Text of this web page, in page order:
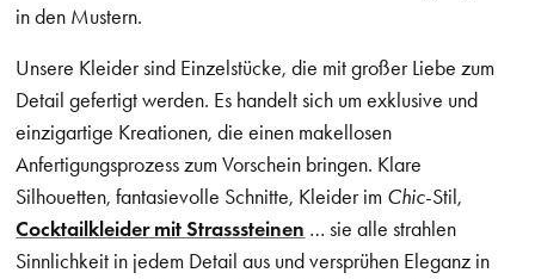
in den Mustern.
Unsere Kleider sind Einzelstücke, die mit großer Liebe zum
Detail gefertigt werden. Es handelt sich um exklusive und
einzigartige Kreationen, die einen makellosen
Anfertigungsprozess zum Vorschein bringen. Klare
Silhouetten, fantasievolle Schnitte, Kleider im Chic-Stil,
Cocktailkleider mit Strasssteinen … sie alle strahlen
Sinnlichkeit in jedem Detail aus und versprühen Eleganz in